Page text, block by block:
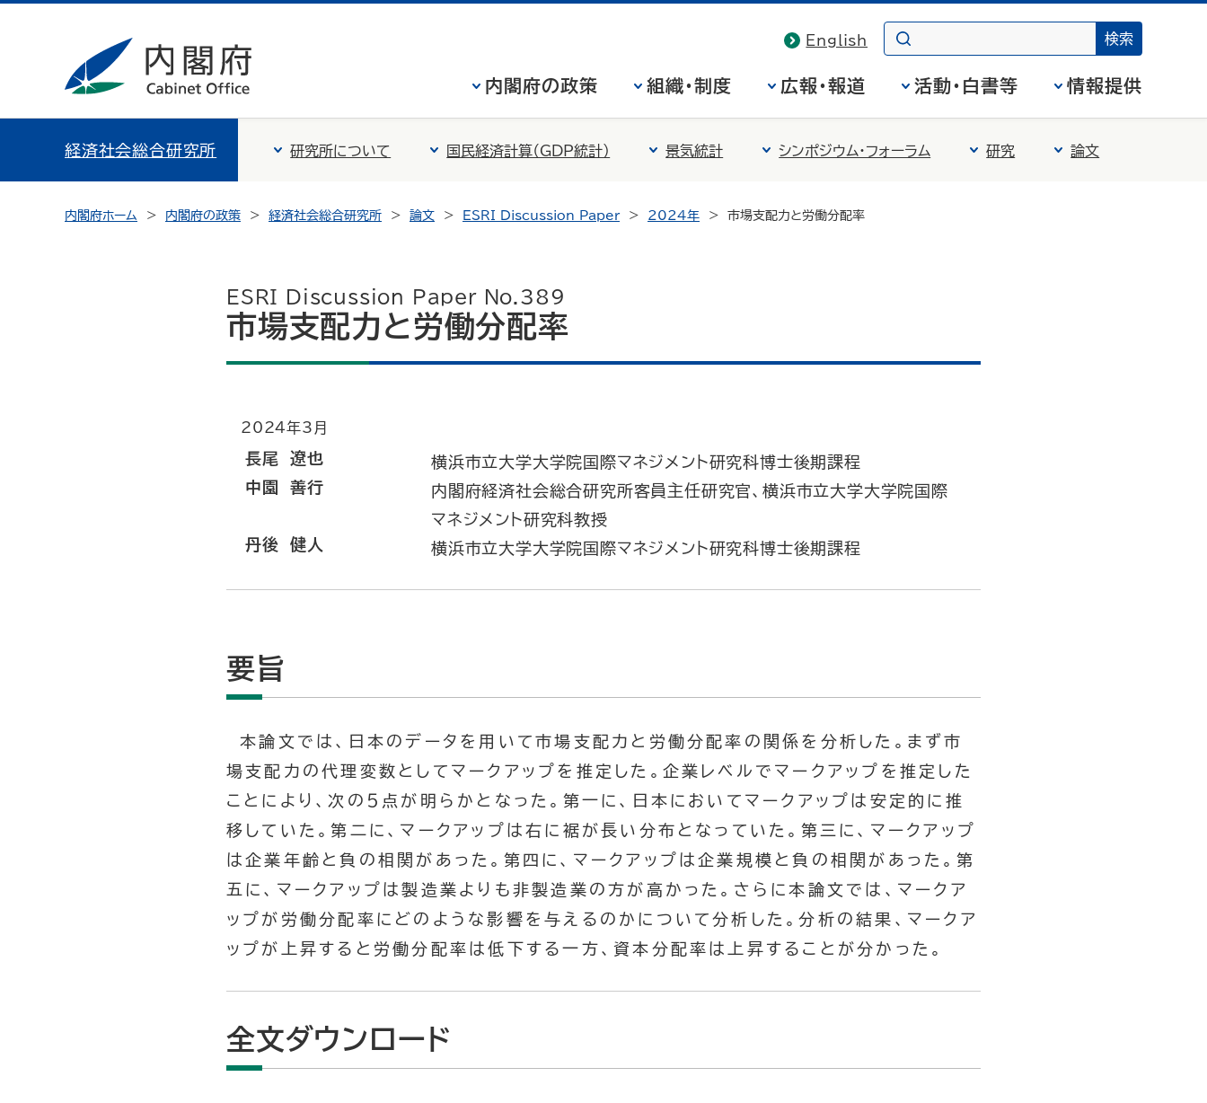
English
内閣府の政策 組織・制度 広報・報道 活動・白書等 情報提供
経済社会総合研究所 研究所について 国民経済計算（GDP統計） 景気統計 シンポジウム・フォーラム 研究 論文
内閣府ホーム 内閣府の政策 経済社会総合研究所 論文 ESRI Discussion Paper 2024年 市場支配力と労働分配率
ESRI Discussion Paper No.389
市場支配力と労働分配率
2024年3月
長尾 遼也
横浜市立大学大学院国際マネジメント研究科博士後期課程
中園 善行
内閣府経済社会総合研究所客員主任研究官、横浜市立大学大学院国際
マネジメント研究科教授
丹後 健人
横浜市立大学大学院国際マネジメント研究科博士後期課程
要旨
本論文では、日本のデータを用いて市場支配力と労働分配率の関係を分析した。まず市
場支配力の代理変数としてマークアップを推定した。企業レベルでマークアップを推定した
ことにより、次の５点が明らかとなった。第一に、日本においてマークアップは安定的に推
移していた。第二に、マークアップは右に裾が長い分布となっていた。第三に、マークアップ
は企業年齢と負の相関があった。第四に、マークアップは企業規模と負の相関があった。第
五に、マークアップは製造業よりも非製造業の方が高かった。さらに本論文では、マークア
ップが労働分配率にどのような影響を与えるのかについて分析した。分析の結果、マークア
ップが上昇すると労働分配率は低下する一方、資本分配率は上昇することが分かった。
全文ダウンロード